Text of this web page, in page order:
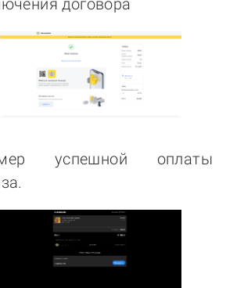
договора
успешной оплаты